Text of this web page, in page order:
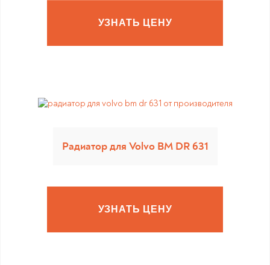
УЗНАТЬ ЦЕНУ
Радиатор для Volvo BM DR 631
УЗНАТЬ ЦЕНУ